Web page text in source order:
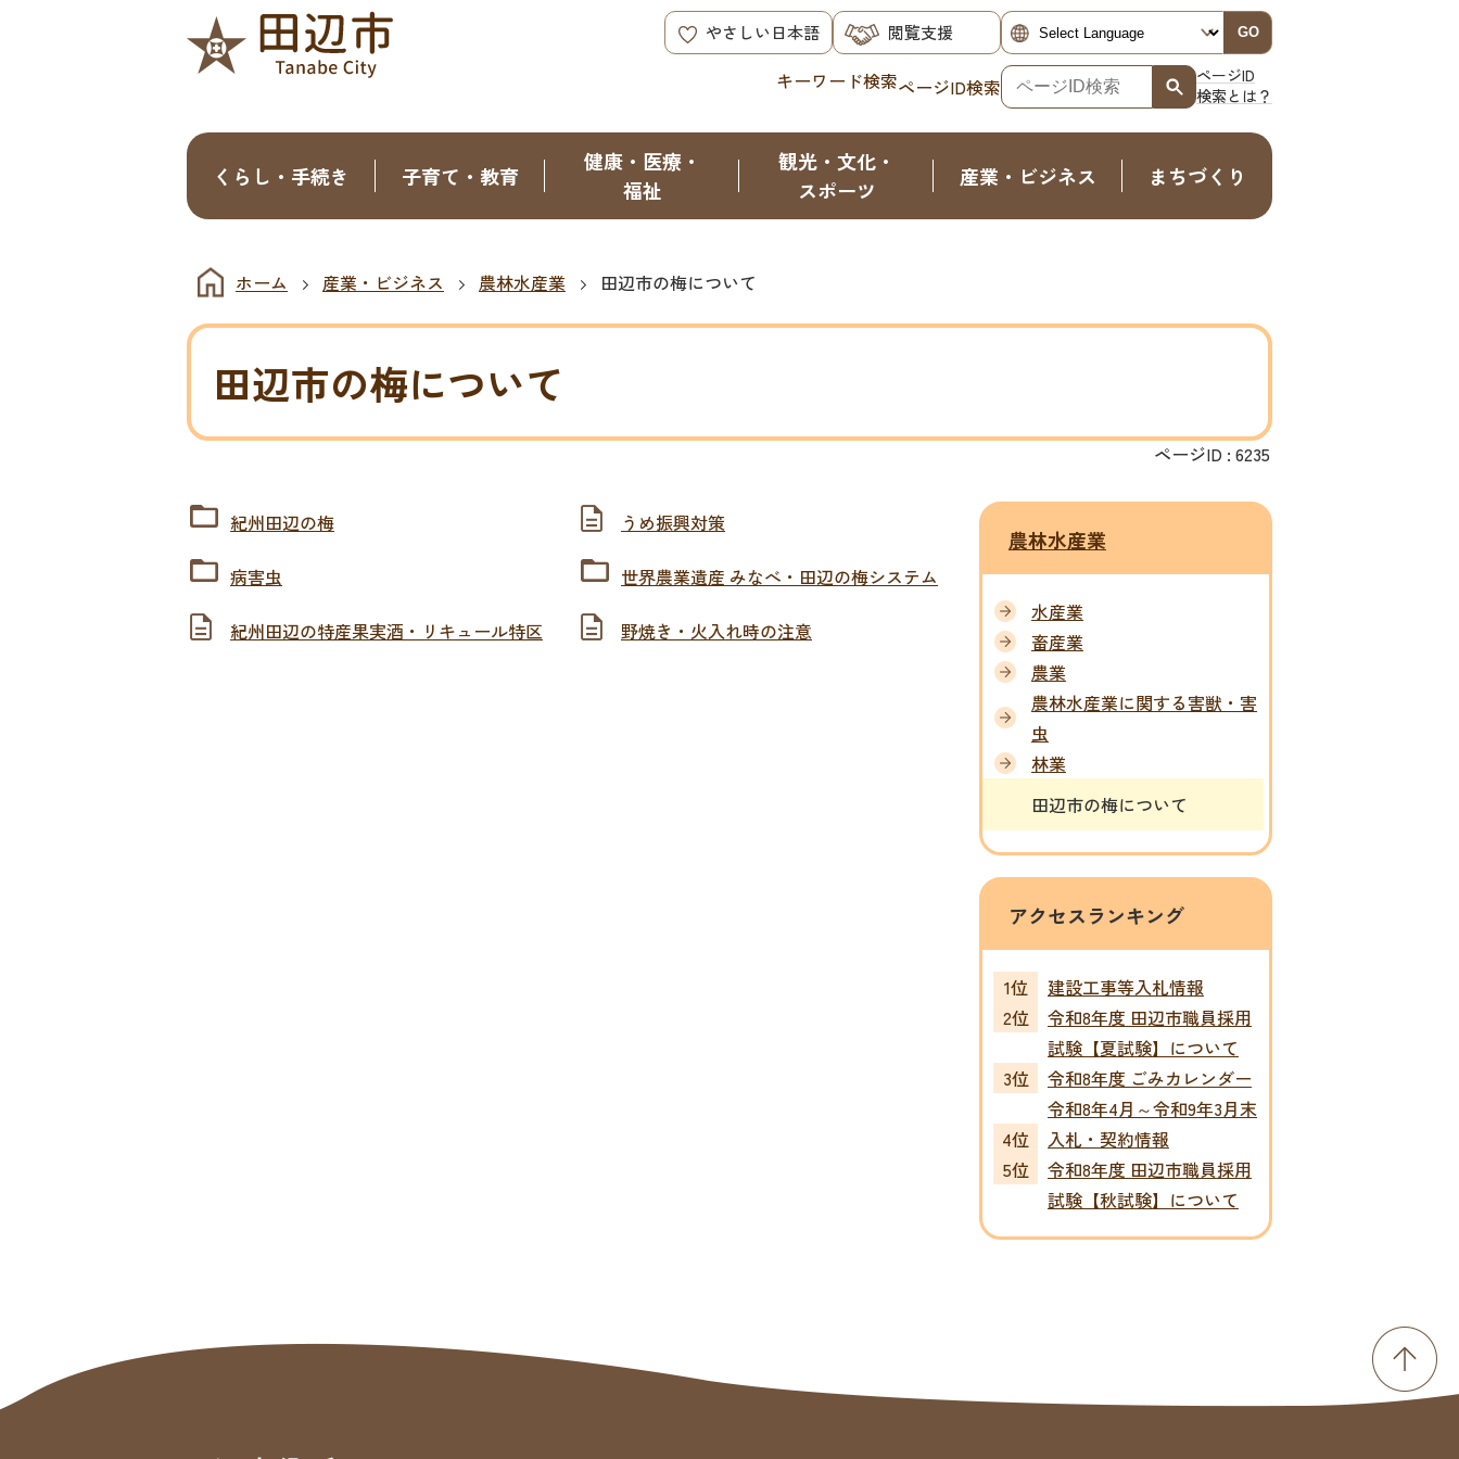
やさしい日本語 閲覧支援 GO
キーワード検索ページID検索
ページID
検索とは？
くらし・手続き 子育て・教育
健康・医療・
福祉
観光・文化・
スポーツ
産業・ビジネス まちづくり
ホーム 産業・ビジネス 農林水産業 田辺市の梅について
田辺市の梅について
ページID : 6235
紀州田辺の梅 うめ振興対策
病害虫 世界農業遺産 みなべ・田辺の梅システム
紀州田辺の特産果実酒・リキュール特区 野焼き・火入れ時の注意
農林水産業
水産業
畜産業
農業
農林水産業に関する害獣・害
虫
林業
田辺市の梅について
アクセスランキング
建設工事等入札情報
令和8年度 田辺市職員採用
試験【夏試験】について
令和8年度 ごみカレンダー
令和8年4月～令和9年3月末
入札・契約情報
令和8年度 田辺市職員採用
試験【秋試験】について